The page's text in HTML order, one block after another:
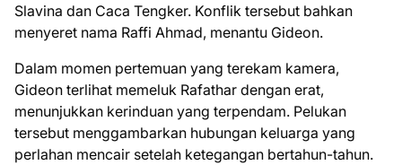
Slavina dan Caca Tengker. Konflik tersebut bahkan
menyeret nama Raffi Ahmad, menantu Gideon.
Dalam momen pertemuan yang terekam kamera,
Gideon terlihat memeluk Rafathar dengan erat,
menunjukkan kerinduan yang terpendam. Pelukan
tersebut menggambarkan hubungan keluarga yang
perlahan mencair setelah ketegangan bertahun-tahun.